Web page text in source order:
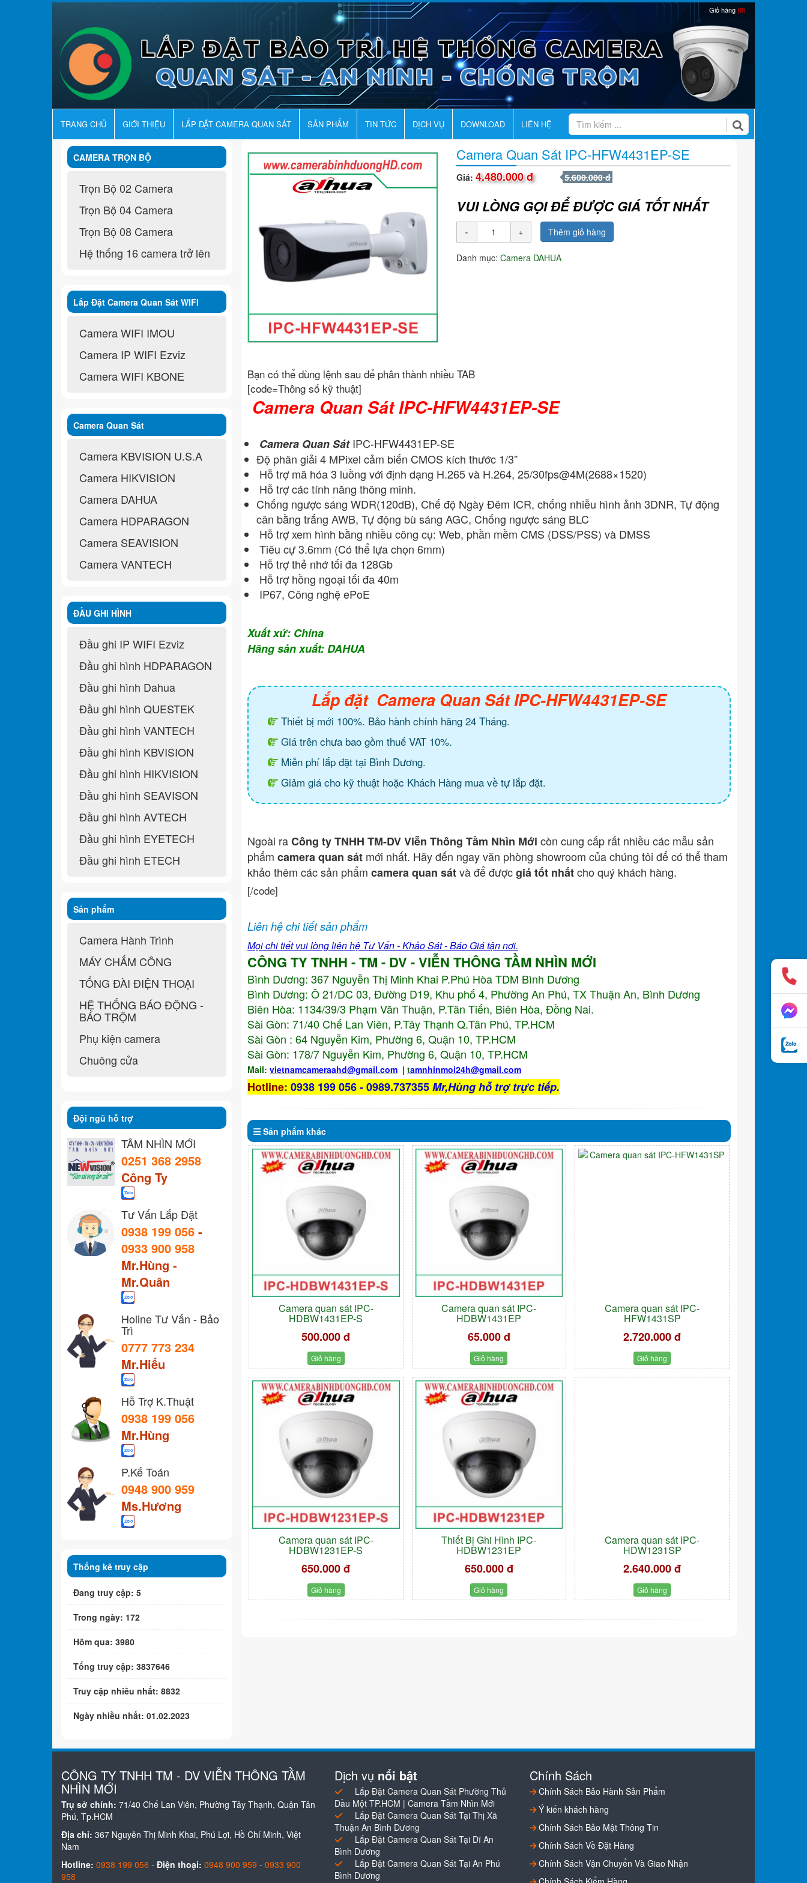
Giỏ hàng(0)
TRANG CHỦ GIỚI THIỆU LẮP ĐẶT CAMERA QUAN SÁT SẢN PHẨM TIN TỨC DỊCH VỤ DOWNLOAD LIÊN HỆ
Camera Quan Sát IPC-HFW4431EP-SE
Giá: 4.480.000 đ 5.600.000 đ
VUI LÒNG GỌI ĐỂ ĐƯỢC GIÁ TỐT NHẤT
Thêm giỏ hàng
Danh mục: Camera DAHUA
Bạn có thể dùng lệnh sau để phân thành nhiều TAB
[code=Thông số kỹ thuật]
Camera Quan Sát IPC-HFW4431EP-SE
Camera Quan SátIPC-HFW4431EP-SE
Độ phân giải 4 MPixel cảm biến CMOS kích thước 1/3”
Hỗ trợ mã hóa 3 luồng với định dạng H.265 và H.264, 25/30fps@4M(2688×1520)
Hỗ trợ các tính năng thông minh.
Chống ngược sáng WDR(120dB), Chế độ Ngày Đêm ICR, chống nhiễu hình ảnh 3DNR, Tự động
cân bằng trắng AWB, Tự động bù sáng AGC, Chống ngược sáng BLC
Hỗ trợ xem hình bằng nhiều công cụ: Web, phần mềm CMS (DSS/PSS) và DMSS
Tiêu cự 3.6mm (Có thể lựa chọn 6mm)
Hỗ trợ thẻ nhớ tối đa 128Gb
Hỗ trợ hồng ngoại tối đa 40m
IP67, Công nghệ ePoE
Xuất xứ: China
Hãng sản xuất: DAHUA
Lắp đặt Camera Quan Sát IPC-HFW4431EP-SE
Thiết bị mới 100%. Bảo hành chính hãng 24 Tháng.
Giá trên chưa bao gồm thuế VAT 10%.
Miễn phí lắp đặt tại Bình Dương.
Giảm giá cho kỹ thuật hoặc Khách Hàng mua về tự lắp đặt.
Ngoài raCông ty TNHH TM-DV Viễn Thông Tầm Nhìn Mới còn cung cấp rất nhiều các mẫu sản
phẩm camera quan sát mới nhất. Hãy đến ngay văn phòng showroom của chúng tôi để có thể tham
khảo thêm các sản phẩm camera quan sátvà để đượcgiá tốt nhấtcho quý khách hàng.
[/code]
Liên hệ chi tiết sản phẩm
Mọi chi tiết vui lòng liên hệ Tư Vấn - Khảo Sát - Báo Giá tận nơi.
CÔNG TY TNHH - TM - DV - VIỄN THÔNG TẦM NHÌN MỚI
Bình Dương: 367 Nguyễn Thị Minh Khai P.Phú Hòa TDM Bình Dương
Bình Dương: Ô 21/DC 03, Đường D19, Khu phố 4, Phường An Phú, TX Thuận An, Bình Dương
Biên Hòa: 1134/39/3 Phạm Văn Thuận, P.Tân Tiến, Biên Hòa, Đồng Nai.
Sài Gòn: 71/40 Chế Lan Viên, P.Tây Thạnh Q.Tân Phú, TP.HCM
Sài Gòn : 64 Nguyễn Kim, Phường 6, Quận 10, TP.HCM
Sài Gòn: 178/7 Nguyễn Kim, Phường 6, Quận 10, TP.HCM
Mail: vietnamcameraahd@gmail.com | tamnhinmoi24h@gmail.com
Hotline: 0938 199 056 - 0989.737355Mr,Hùng hỗ trợ trực tiếp.
Sản phẩm khác
Camera quan sát IPC-
HDBW1431EP-S
500.000 đ
Giỏ hàng
Camera quan sát IPC-
HDBW1431EP
65.000 đ
Giỏ hàng
Camera quan sát IPC-
HFW1431SP
2.720.000 đ
Giỏ hàng
Camera quan sát IPC-
HDBW1231EP-S
650.000 đ
Giỏ hàng
Thiết Bị Ghi Hình IPC-
HDBW1231EP
650.000 đ
Giỏ hàng
Camera quan sát IPC-
HDW1231SP
2.640.000 đ
Giỏ hàng
CAMERA TRỌN BỘ
Trọn Bộ 02 Camera
Trọn Bộ 04 Camera
Trọn Bộ 08 Camera
Hệ thống 16 camera trở lên
Lắp Đặt Camera Quan Sát WIFI
Không Dây
Camera WIFI IMOU
Camera IP WIFI Ezviz
Camera WIFI KBONE
Camera Quan Sát
Camera KBVISION U.S.A
Camera HIKVISION
Camera DAHUA
Camera HDPARAGON
Camera SEAVISION
Camera VANTECH
ĐẦU GHI HÌNH
Đầu ghi IP WIFI Ezviz
Đầu ghi hình HDPARAGON
Đầu ghi hình Dahua
Đầu ghi hình QUESTEK
Đầu ghi hình VANTECH
Đầu ghi hình KBVISION
Đầu ghi hình HIKVISION
Đầu ghi hình SEAVISON
Đầu ghi hình AVTECH
Đầu ghi hình EYETECH
Đầu ghi hình ETECH
Sản phẩm
Camera Hành Trình
MÁY CHẤM CÔNG
TỔNG ĐÀI ĐIỆN THOẠI
HỆ THỐNG BÁO ĐỘNG -
BÁO TRỘM
Phụ kiện camera
Chuông cửa
Đội ngũ hỗ trợ
TẦM NHÌN MỚI
0251 368 2958
Công Ty
Tư Vấn Lắp Đặt
0938 199 056 -
0933 900 958
Mr.Hùng -
Mr.Quân
Holine Tư Vấn - Bảo
Trì
0777 773 234
Mr.Hiếu
Hỗ Trợ K.Thuật
0938 199 056
Mr.Hùng
P.Kế Toán
0948 900 959
Ms.Hương
Thống kê truy cập
Đang truy cập: 5
Trong ngày: 172
Hôm qua: 3980
Tổng truy cập: 3837646
Truy cập nhiều nhất: 8832
Ngày nhiều nhất: 01.02.2023
CÔNG TY TNHH TM - DV VIỄN THÔNG TẦM
NHÌN MỚI
Trụ sở chính: 71/40 Chế Lan Viên, Phường Tây Thạnh, Quận Tân
Phú, Tp.HCM
Địa chỉ: 367 Nguyễn Thị Minh Khai, Phú Lợi, Hồ Chí Minh, Việt
Nam
Hotline: 0938 199 056 - Điện thoại: 0948 900 959 - 0933 900
958
Dịch vụ nổi bật
Lắp Đặt Camera Quan Sát Phường Thủ
Dầu Một TP.HCM | Camera Tầm Nhìn Mới
Lắp Đặt Camera Quan Sát Tại Thị Xã
Thuận An Bình Dương
Lắp Đặt Camera Quan Sát Tại Dĩ An
Bình Dương
Lắp Đặt Camera Quan Sát Tại An Phú
Bình Dương
Chính Sách
Chính Sách Bảo Hành Sản Phẩm
Ý kiến khách hàng
Chính Sách Bảo Mật Thông Tin
Chính Sách Về Đặt Hàng
Chính Sách Vận Chuyển Và Giao Nhận